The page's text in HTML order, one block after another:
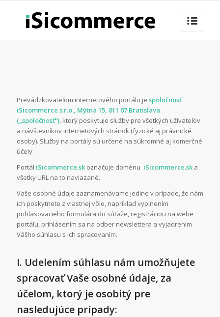
Prevádzkovateľom internetového portálu je spoločnosť
iSicommerce s.r.o., Mýtna 15, 811 07 Bratislava
(„spoločnosť“), ktorý poskytuje služby pre všetkých užívateľov
a návštevníkov internetových stránok (fyzické aj právnické
osoby). Služby na portály sú určené na súkromné aj komerčné
účely.
Portál iSicommerce.skoznačuje doménu iSicommerce.ska
všetky URL na to naviazané.
Vaše osobné údaje zaznamenávame jedine v prípade, že nám
ich poskytnete z vlastnej vôle, napríklad vyplnením
prihlasovacieho formulára do súťaže, registráciou na webe
portálu, prihlásením sa na odber newslettera a vyjadrením
Vášho súhlasu s ich spracovaním.
I. Udelením súhlasu nám umožňujete
spracovať Vaše osobné údaje, za
účelom, ktorý je osobitý pre
nasledujúce prípady: